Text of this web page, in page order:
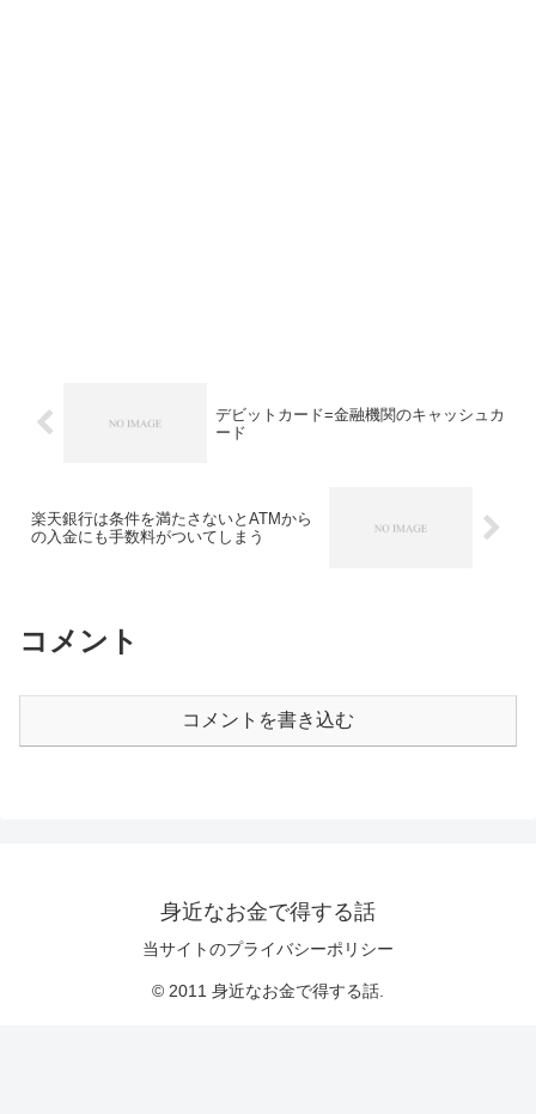
デビットカード=金融機関のキャッシュカ
ード
楽天銀行は条件を満たさないとATMから
の入金にも手数料がついてしまう
コメント
コメントを書き込む
身近なお金で得する話
当サイトのプライバシーポリシー
© 2011 身近なお金で得する話.